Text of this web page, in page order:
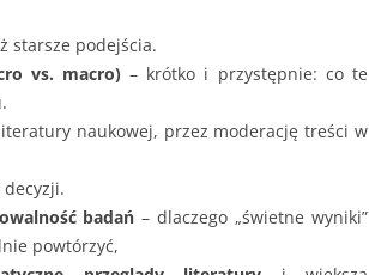
starsze podejścia.
vs. macro)– krótko i przystępnie: co te
naukowej, przez moderację treści w
badań – dlaczego „świetne wyniki”
powtórzyć,